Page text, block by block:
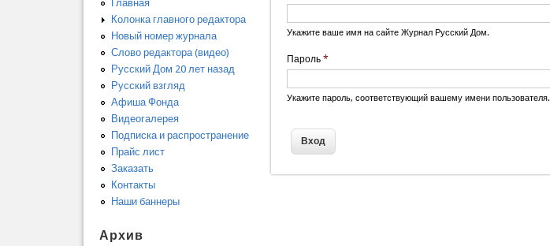
Укажите ваше имя на сайте Журнал Русский Дом.
Пароль*
Укажите пароль, соответствующий вашему имени пользователя.
Главная
Колонка главного редактора
Новый номер журнала
Слово редактора (видео)
Русский Дом 20 лет назад
Русский взгляд
Афиша Фонда
Видеогалерея
Подписка и распространение
Прайс лист
Заказать
Контакты
Наши баннеры
Архив